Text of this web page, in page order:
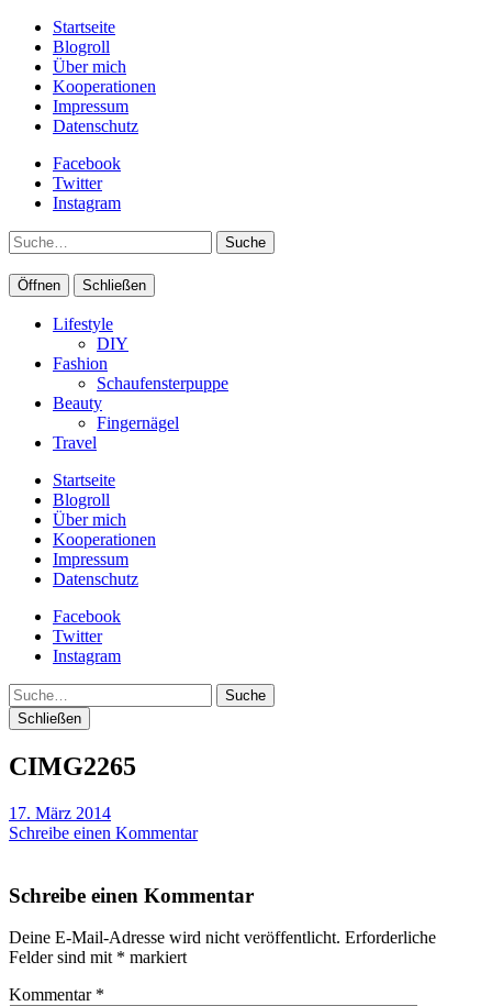
Startseite
Blogroll
Über mich
Kooperationen
Impressum
Datenschutz
Facebook
Twitter
Instagram
Suche
Öffnen Schließen
Lifestyle
DIY
Fashion
Schaufensterpuppe
Beauty
Fingernägel
Travel
Startseite
Blogroll
Über mich
Kooperationen
Impressum
Datenschutz
Facebook
Twitter
Instagram
Suche
Schließen
CIMG2265
17. März 2014
Schreibe einen Kommentar
Schreibe einen Kommentar
Deine E-Mail-Adresse wird nicht veröffentlicht. Erforderliche
Felder sind mit * markiert
Kommentar *